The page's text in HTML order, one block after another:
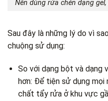
Nên dùng rửa chén dạng
Sau đây là những lý do vì
chuộng sử dụng:
So với dạng bột và dạng
hơn: Để tiện sử dụng
chất tẩy rửa ở khu vực